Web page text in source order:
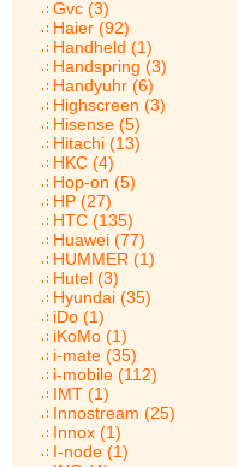
Gvc (3)
Haier (92)
Handheld (1)
Handspring (3)
Handyuhr (6)
Highscreen (3)
Hisense (5)
Hitachi (13)
HKC (4)
Hop-on (5)
HP (27)
HTC (135)
Huawei (77)
HUMMER (1)
Hutel (3)
Hyundai (35)
iDo (1)
iKoMo (1)
i-mate (35)
i-mobile (112)
IMT (1)
Innostream (25)
Innox (1)
I-node (1)